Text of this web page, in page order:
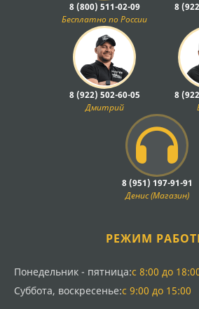
8 (800) 511-02-09
Бесплатно по России
8
8 (922) 502-60-05
Дмитрий
8
8 (951) 197-91-91
Денис (Магазин)
РЕЖИМ
Понедельник - пятница:с 8:00 до
Суббота, воскресенье:с 9:00 до 15:00